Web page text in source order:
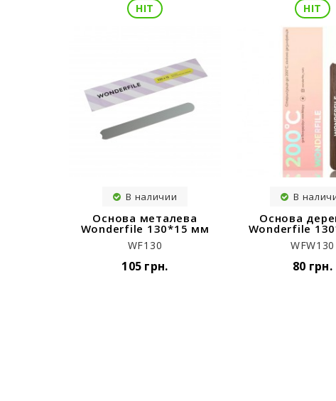
HIT
В наличии
Основа металева
Wonderfile 130*15 мм
WF130
105 грн.
HIT
В
Основа
Wonderfile
WFW130
80 грн.